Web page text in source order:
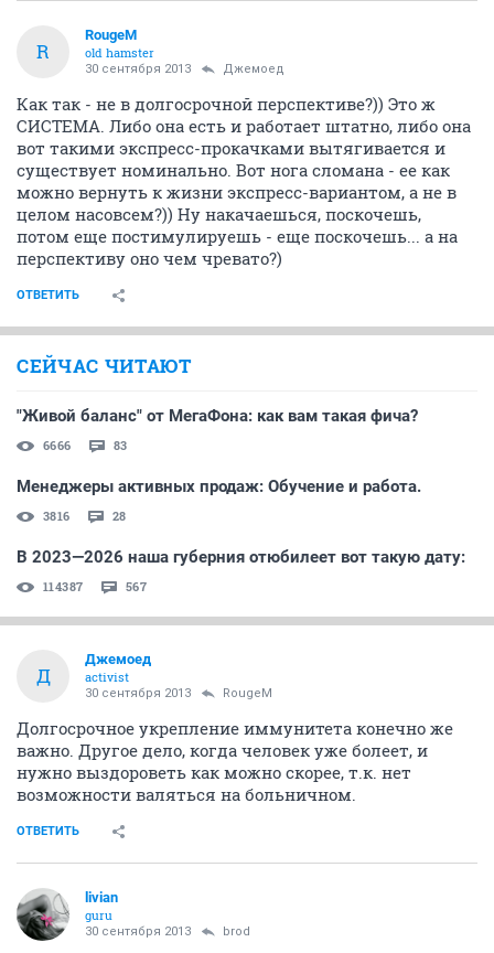
R
RougeM
old hamster
30 сентября 2013 Джемоед
Как так - не в долгосрочной перспективе?)) Это ж
СИСТЕМА. Либо она есть и работает штатно, либо она
вот такими экспресс-прокачками вытягивается и
существует номинально. Вот нога сломана - ее как
можно вернуть к жизни экспресс-вариантом, а не в
целом насовсем?)) Ну накачаешься, поскочешь,
потом еще постимулируешь - еще поскочешь... а на
перспективу оно чем чревато?)
ОТВЕТИТЬ
СЕЙЧАС ЧИТАЮТ
"Живой баланс" от МегаФона: как вам такая фича?
6666 83
Менеджеры активных продаж: Обучение и работа.
3816 28
В 2023—2026 наша губерния отюбилеет вот такую дату:
114387 567
Д
Джемоед
activist
30 сентября 2013 RougeM
Долгосрочное укрепление иммунитета конечно же
важно. Другое дело, когда человек уже болеет, и
нужно выздороветь как можно скорее, т.к. нет
возможности валяться на больничном.
ОТВЕТИТЬ
livian
guru
30 сентября 2013 brod